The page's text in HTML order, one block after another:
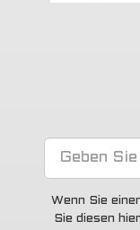
Wenn Sie
Sie diesen